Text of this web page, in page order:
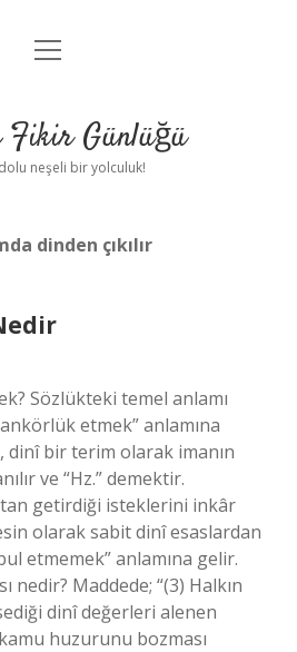
Anasayfa
Yasal Uyarı
menüyü
Fikir Günlüğü
neşeli bir yolculuk!
dinden çıkılır
Sözlükteki temel anlamı
etmek” anlamına
bir terim olarak imanın
ve “Hz.” demektir.
getirdiği isteklerini inkâr
olarak sabit dinî esaslardan
etmemek” anlamına gelir.
nedir? Maddede; “(3) Halkın
dinî değerleri alenen
huzurunu bozması